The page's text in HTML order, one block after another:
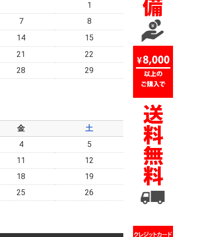
1
7
8
14
15
21
22
28
29
金
土
4
5
11
12
18
19
25
26